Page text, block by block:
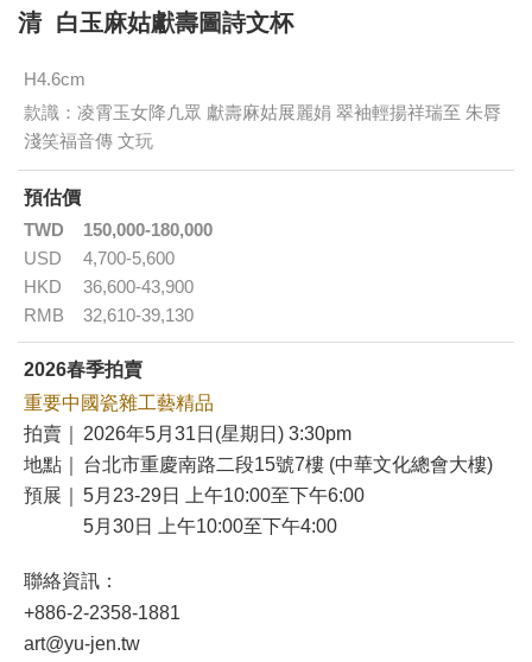
清 白玉麻姑獻壽圖詩文杯
H4.6cm
款識：凌霄玉女降凢眾 獻壽麻姑展麗娟 翠袖輕揚祥瑞至 朱脣
淺笑福音傳 文玩
預估價
TWD
150,000-180,000
USD
4,700-5,600
HKD
36,600-43,900
RMB
32,610-39,130
2026春季拍賣
重要中國瓷雜工藝精品
拍賣｜
2026年5月31日(星期日) 3:30pm
地點｜
台北市重慶南路二段15號7樓 (中華文化總會大樓)
預展｜
5月23-29日 上午10:00至下午6:00
5月30日 上午10:00至下午4:00
聯絡資訊：
+886-2-2358-1881
art@yu-jen.tw